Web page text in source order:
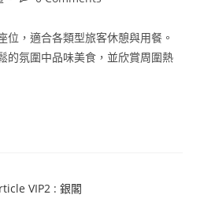
位，適合各類型旅客休憩與用餐。
的氛圍中品味美食，並欣賞周圍熱